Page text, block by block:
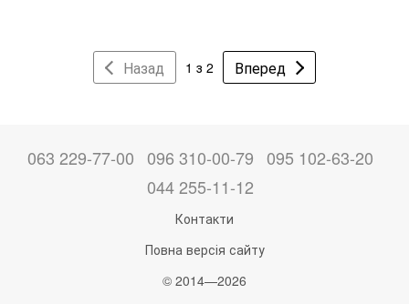
Назад 1 з 2 Вперед
063 229-77-00 096 310-00-79 095 102-63-20
044 255-11-12
Контакти
Повна версія сайту
© 2014—2026